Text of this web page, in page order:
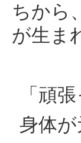
ちから
が生ま
「頑
身体